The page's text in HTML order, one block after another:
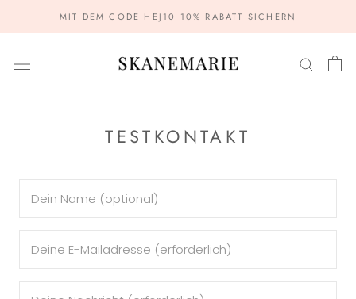
MIT DEM CODE HEJ10 10% RABATT SICHERN
TESTKONTAKT